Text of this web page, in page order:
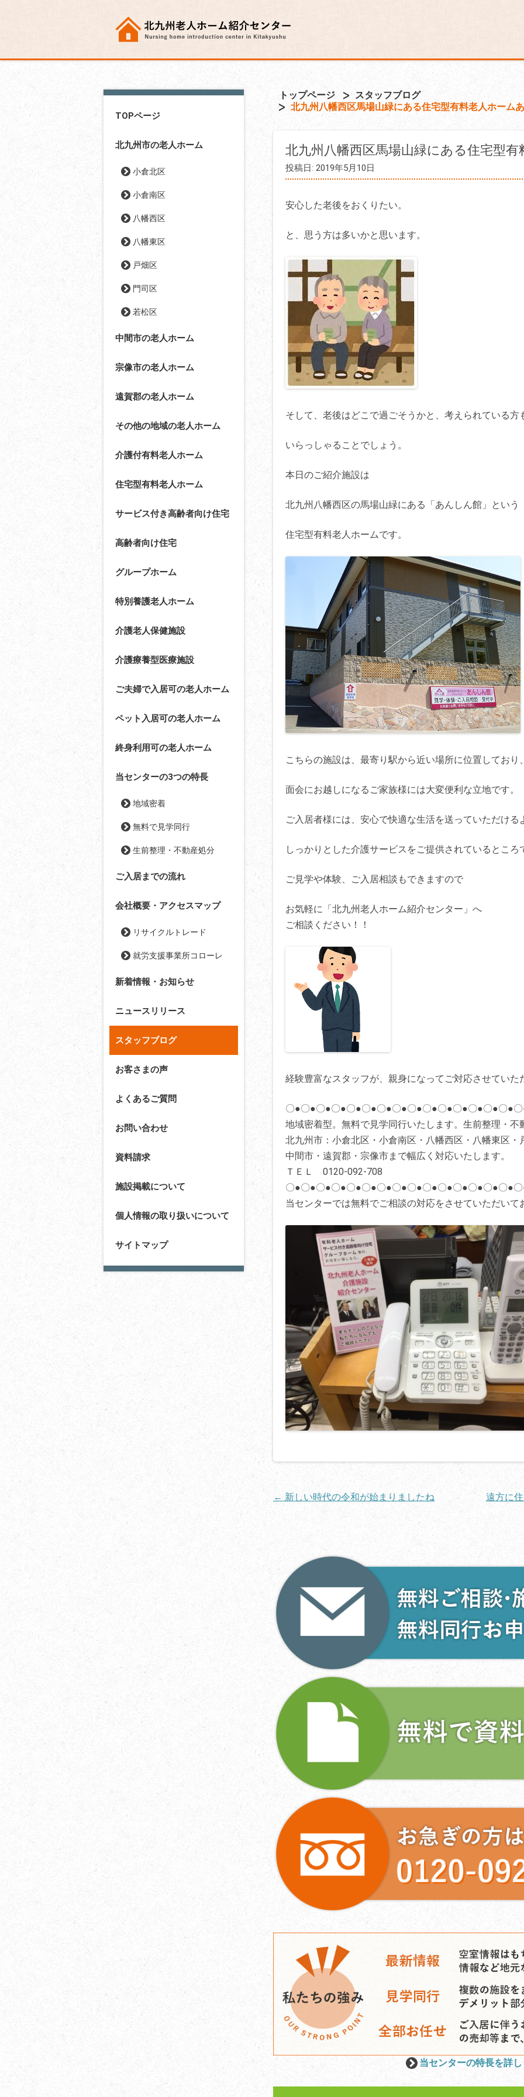
TOPページ
北九州市の老人ホーム
小倉北区
小倉南区
八幡西区
八幡東区
戸畑区
門司区
若松区
中間市の老人ホーム
宗像市の老人ホーム
遠賀郡の老人ホーム
その他の地域の老人ホーム
介護付有料老人ホーム
住宅型有料老人ホーム
サービス付き高齢者向け住宅
高齢者向け住宅
グループホーム
特別養護老人ホーム
介護老人保健施設
介護療養型医療施設
ご夫婦で入居可の老人ホーム
ペット入居可の老人ホーム
終身利用可の老人ホーム
当センターの3つの特長
地域密着
無料で見学同行
生前整理・不動産処分
ご入居までの流れ
会社概要・アクセスマップ
リサイクルトレード
就労支援事業所コローレ
新着情報・お知らせ
ニュースリリース
スタッフブログ
お客さまの声
よくあるご質問
お問い合わせ
資料請求
施設掲載について
個人情報の取り扱いについて
サイトマップ
トップページ
スタッフブログ
北九州八幡西区馬場山緑にある住宅型有料老人ホーム
北九州八幡西区馬場山緑にある住宅型
投稿日: 2019年5月10日
安心した老後をおくりたい。
と、思う方は多いかと思います。
そして、老後はどこで過ごそうかと、考えられている方
いらっしゃることでしょう。
本日のご紹介施設は
北九州八幡西区の馬場山緑にある「あんしん館」という
住宅型有料老人ホームです。
こちらの施設は、最寄り駅から近い場所に位置しており
面会にお越しになるご家族様には大変便利な立地です。
ご入居者様には、安心で快適な生活を送っていただける
しっかりとした介護サービスをご提供されているところ
ご見学や体験、ご入居相談もできますので
お気軽に「北九州老人ホーム紹介センター」へ
ご相談ください！！
経験豊富なスタッフが、親身になってご対応させていた
〇●〇●〇●〇●〇●〇●〇●〇●〇●〇●〇●〇●〇●〇●〇●
地域密着型。無料で見学同行いたします。生前整理・不
北九州市：小倉北区・小倉南区・八幡西区・八幡東区・
中間市・遠賀郡・宗像市まで幅広く対応いたします。
ＴＥＬ 0120-092-708
〇●〇●〇●〇●〇●〇●〇●〇●〇●〇●〇●〇●〇●〇●〇●
当センターでは無料でご相談の対応をさせていただいて
投
ー
シ
ョ
← 新しい時代の令和が始まりましたね 遠方に
当センターの特長を詳